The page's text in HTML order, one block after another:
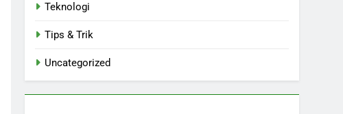
Teknologi
Tips & Trik
Uncategorized